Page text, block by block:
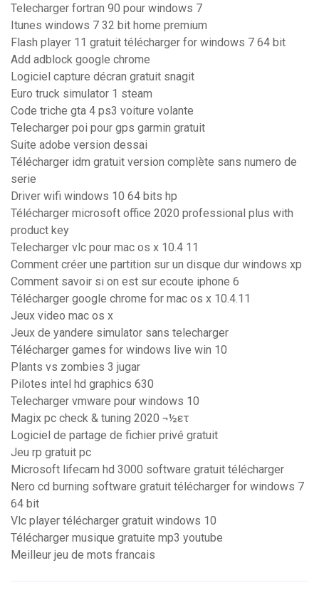
Telecharger fortran 90 pour windows 7
Itunes windows 7 32 bit home premium
Flash player 11 gratuit télécharger for windows 7 64 bit
Add adblock google chrome
Logiciel capture décran gratuit snagit
Euro truck simulator 1 steam
Code triche gta 4 ps3 voiture volante
Telecharger poi pour gps garmin gratuit
Suite adobe version dessai
Télécharger idm gratuit version complète sans numero de
serie
Driver wifi windows 10 64 bits hp
Télécharger microsoft office 2020 professional plus with
product key
Telecharger vlc pour mac os x 10.4 11
Comment créer une partition sur un disque dur windows xp
Comment savoir si on est sur ecoute iphone 6
Télécharger google chrome for mac os x 10.4.11
Jeux video mac os x
Jeux de yandere simulator sans telecharger
Télécharger games for windows live win 10
Plants vs zombies 3 jugar
Pilotes intel hd graphics 630
Telecharger vmware pour windows 10
Magix pc check & tuning 2020 ¬½ετ
Logiciel de partage de fichier privé gratuit
Jeu rp gratuit pc
Microsoft lifecam hd 3000 software gratuit télécharger
Nero cd burning software gratuit télécharger for windows 7
64 bit
Vlc player télécharger gratuit windows 10
Télécharger musique gratuite mp3 youtube
Meilleur jeu de mots francais